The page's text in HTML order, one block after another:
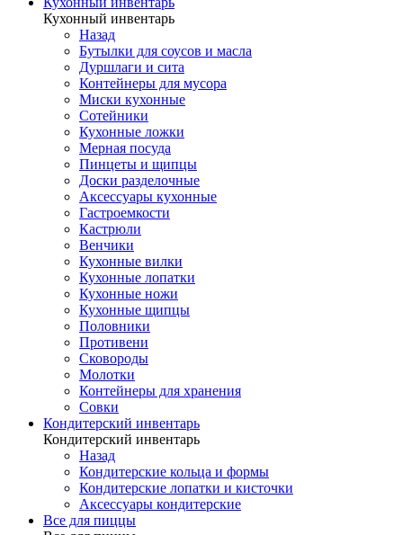
Кухонный инвентарь
Назад
Бутылки для соусов и масла
Дуршлаги и сита
Контейнеры для мусора
Миски кухонные
Сотейники
Кухонные ложки
Мерная посуда
Пинцеты и щипцы
Доски разделочные
Аксессуары кухонные
Гастроемкости
Кастрюли
Венчики
Кухонные вилки
Кухонные лопатки
Кухонные ножи
Кухонные щипцы
Половники
Противени
Сковороды
Молотки
Контейнеры для хранения
Совки
Кондитерский инвентарь
Кондитерский инвентарь
Назад
Кондитерские кольца и формы
Кондитерские лопатки и кисточки
Аксессуары кондитерские
Все для пиццы